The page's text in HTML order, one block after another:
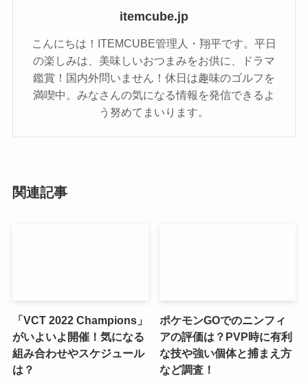
itemcube.jp
こんにちは！ITEMCUBE管理人・翔平です。平日
の楽しみは、美味しいおつまみをお供に、ドラマ
鑑賞！国内外問いません！休日は趣味のゴルフを
満喫中。みなさんの気になる情報を発信できるよ
う努めてまいります。
関連記事
「VCT 2022 Champions」
がいよいよ開催！気になる
組み合わせやスケジュール
は？
ポケモンGOでのニンフィ
アの評価は？PVP時に有利
な技や強い個体と捕まえ方
など調査！